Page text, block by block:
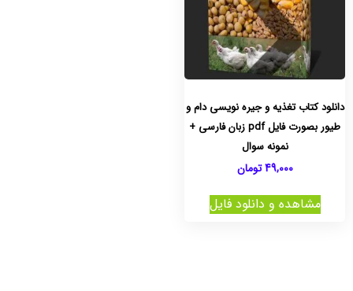
دانلود کتاب تغذیه و جیره نویسی دام و
طیور بصورت فایل pdf زبان فارسی +
نمونه سوال
49,000 تومان
مشاهده و دانلود فایل